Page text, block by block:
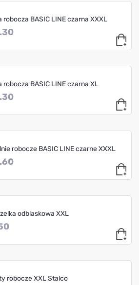
robocza BASIC LINE czarna XXXL
robocza BASIC LINE czarna XL
robocze BASIC LINE czarne XXXL
odblaskowa XXL
robocze XXL Stalco